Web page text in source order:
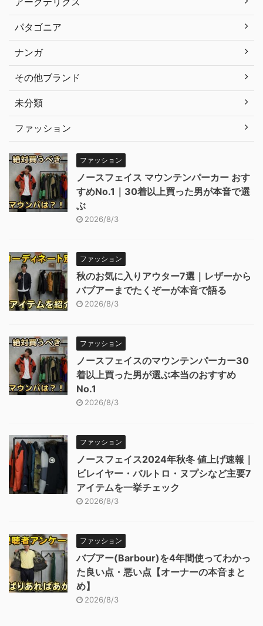
パタゴニア
ナンガ
その他ブランド
未分類
ファッション
ファッション
ノースフェイス マウンテンパーカー おす
すめNo.1｜30着以上買った男が本音で選
ぶ
2026/8/3
ファッション
秋のお気に入りアウター7選｜レザーから
バブアーまでたくぞーが本音で語る
2026/8/3
ファッション
ノースフェイスのマウンテンパーカー30
着以上買った男が選ぶ本当のおすすめ
No.1
2026/8/3
ファッション
ノースフェイス2024年秋冬 値上げ速報｜
ビレイヤー・バルトロ・ヌプシなど主要7
アイテムを一挙チェック
2026/8/3
ファッション
バブアー(Barbour)を4年間使ってわかっ
た良い点・悪い点【オーナーの本音まと
め】
2026/8/3